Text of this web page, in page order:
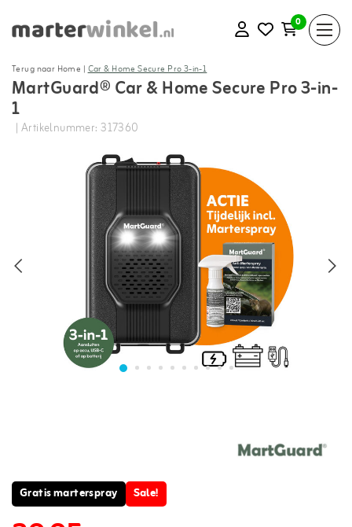
0
Terug naar Home |Car & Home Secure Pro 3-in-1
MartGuard® Car & Home Secure Pro 3-in-
1
| Artikelnummer: 317360
Gratis marterspray Sale!